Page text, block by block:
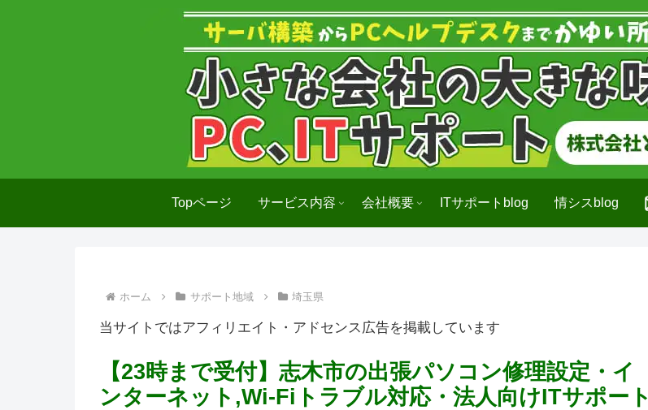
Topページ サービス内容 会社概要 ITサポートblog 情シスblog
ホーム サポート地域 埼玉県
当サイトではアフィリエイト・アドセンス広告を掲載しています
【23時まで受付】志木市の出張パソコン修理設定・イ
ンターネット,Wi-Fiトラブル対応・法人向けITサポート